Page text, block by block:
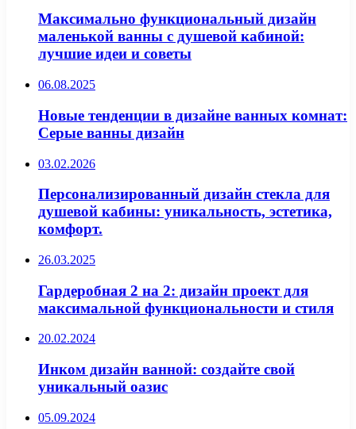
Максимально функциональный дизайн
маленькой ванны с душевой кабиной:
лучшие идеи и советы
06.08.2025
Новые тенденции в дизайне ванных комнат:
Серые ванны дизайн
03.02.2026
Персонализированный дизайн стекла для
душевой кабины: уникальность, эстетика,
комфорт.
26.03.2025
Гардеробная 2 на 2: дизайн проект для
максимальной функциональности и стиля
20.02.2024
Инком дизайн ванной: создайте свой
уникальный оазис
05.09.2024